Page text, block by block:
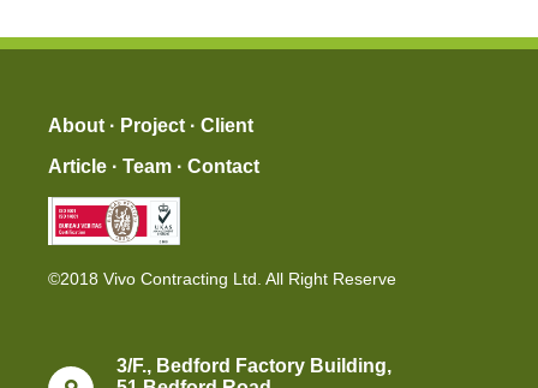
About · Project · Client
Article · Team · Contact
©2018 Vivo Contracting Ltd. All Right Reserve
3/F., Bedford Factory Building,